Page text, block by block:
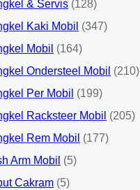
& Servis (128)
Kaki Mobil (347)
Mobil (164)
Ondersteel Mobil (210)
Per Mobil (199)
Racksteer Mobil (205)
Rem Mobil (177)
Arm Mobil (5)
Cakram (5)